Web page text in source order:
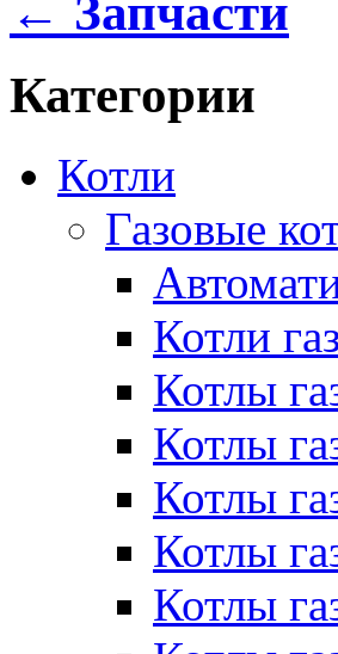
← Запчасти
Категории
Котли
Газовые
Котли
Котлы
Котлы
Котлы
Котлы
Котлы